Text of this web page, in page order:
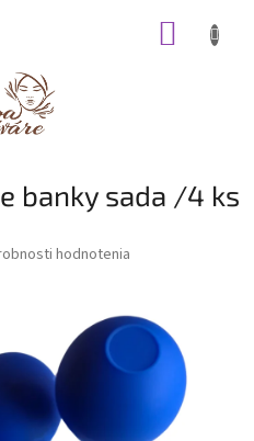
banky sada /4 ks
hodnotenia